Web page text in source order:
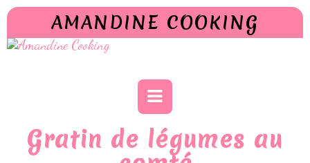
AMANDINE COOKING
Gratin de légumes au